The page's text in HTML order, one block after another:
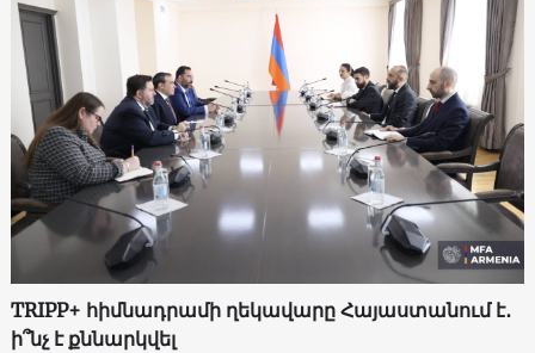
TRIPP+ հիմնադրամի ղեկավարը Հայաստանում է․
ի՞նչ է քննարկվել